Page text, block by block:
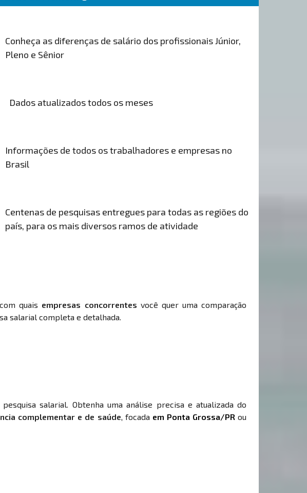
Conheça as diferenças de salário dos profissionais Júnior,
Pleno e Sênior
Dados atualizados todos os meses
Informações de todos os trabalhadores e empresas no
Brasil
Centenas de pesquisas entregues para todas as regiões do
país, para os mais diversos ramos de atividade
quais empresas concorrentes você quer uma comparação
salarial completa e detalhada.
salarial. Obtenha uma análise precisa e atualizada do
complementar e de saúde, focada em Ponta Grossa/PR ou